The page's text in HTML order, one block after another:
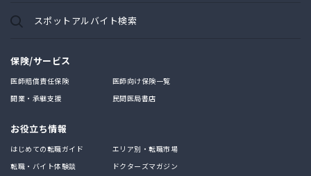
スポットアルバイト検索
保険/サービス
医師賠償責任保険
医師向け保険一覧
開業・承継支援
民間医局書店
お役立ち情報
はじめての転職ガイド
エリア別・転職市場
転職・バイト体験談
ドクターズマガジン